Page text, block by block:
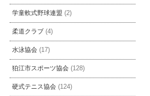
学童軟式野球連盟 (2)
柔道クラブ (4)
水泳協会 (17)
狛江市スポーツ協会 (128)
硬式テニス協会 (124)